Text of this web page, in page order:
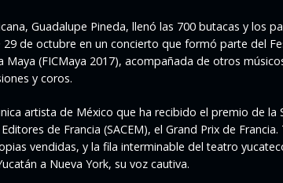
Guadalupe Pineda, llenó las 700 butacas y los
29 de octubre en un concierto que formó parte del
Maya (FICMaya 2017), acompañada de otros
y coros.
artista de México que ha recibido el premio de la
de Francia (SACEM), el Grand Prix de
vendidas, y la fila interminable del teatro
a Nueva York, su voz cautiva.